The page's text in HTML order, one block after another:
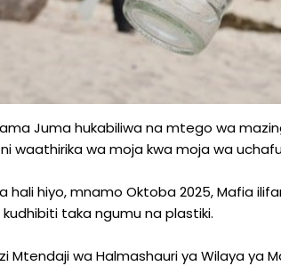
Juma hukabiliwa na mtego wa
waathirika wa moja kwa moja wa
hali hiyo, mnamo Oktoba 2025, Mafia
taka ngumu na plastiki.
Mtendaji wa Halmashauri ya Wilaya ya